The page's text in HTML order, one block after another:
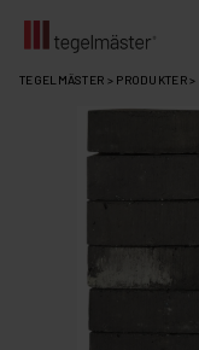
Fortsätt
innehållet
TEGELMÄSTER > PRODUKTER>